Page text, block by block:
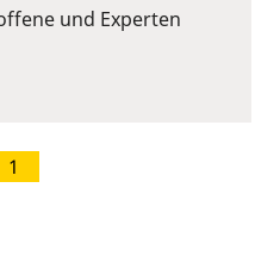
und Experten
1